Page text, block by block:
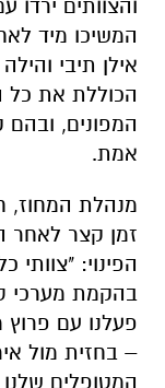
המפונים, ובהם
אמת.
מנהלת המחוז,
זמן קצר לאחר
הפינוי: "צוותי
פעלנו עם
– בחזית מול
המטופלים
רפואי ראשוני
וליווי אישי עד